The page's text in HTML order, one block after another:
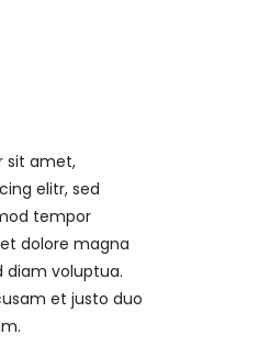
sit amet,
elitr, sed
tempor
dolore magna
diam voluptua.
et justo duo